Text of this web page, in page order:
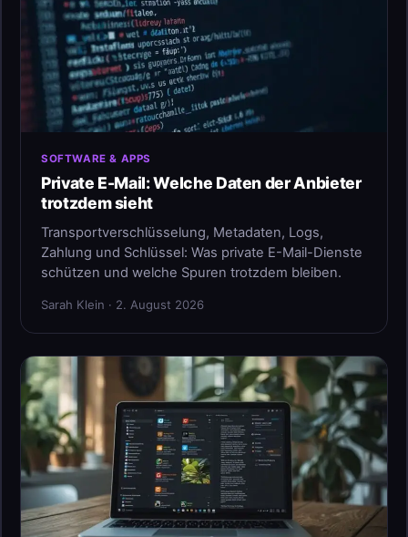
SOFTWARE & APPS
Private E-Mail: Welche Daten der Anbieter
trotzdem sieht
Transportverschlüsselung, Metadaten, Logs,
Zahlung und Schlüssel: Was private E-Mail-Dienste
schützen und welche Spuren trotzdem bleiben.
Sarah Klein · 2. August 2026